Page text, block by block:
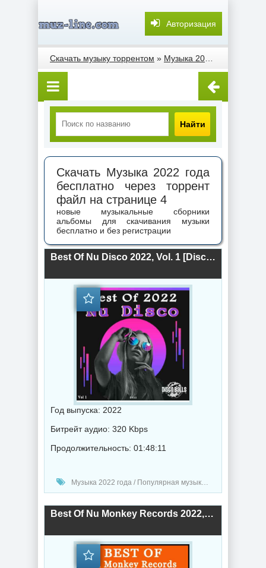
Авторизация
Скачать музыку торрентом » Музыка 2022 года
Найти
Скачать Музыка 2022 года
бесплатно через торрент
файл на странице 4
новые музыкальные сборники
альбомы для скачивания музыки
бесплатно и без регистрации
Best Of Nu Disco 2022, Vol. 1 [Disco Balls Records] (2022) торрент
Год выпуска: 2022
Битрейт аудио: 320 Kbps
Продолжительность: 01:48:11
Музыка 2022 года / Популярная музыка / Диско музыка / Сборник музыка
Best Of Nu Monkey Records 2022, Pt. 1 (2022) торрент